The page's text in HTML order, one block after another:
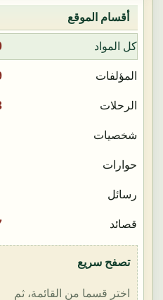
أقسام الموقع
كل المواد
المؤلفات
الرحلات
شخصيات
حوارات
رسائل
قصائد
تصفح سريع
اختر قسما من القائمة، ثم